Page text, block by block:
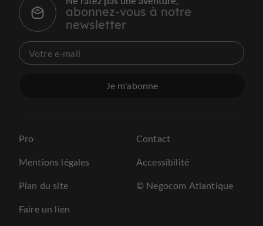
abonnez-vous à notre
newsletter
Je m'abonne
Pro
Mentions légales
Plan du site
Faire un lien
Contact
Accessibilité
© Negocom Atlantique